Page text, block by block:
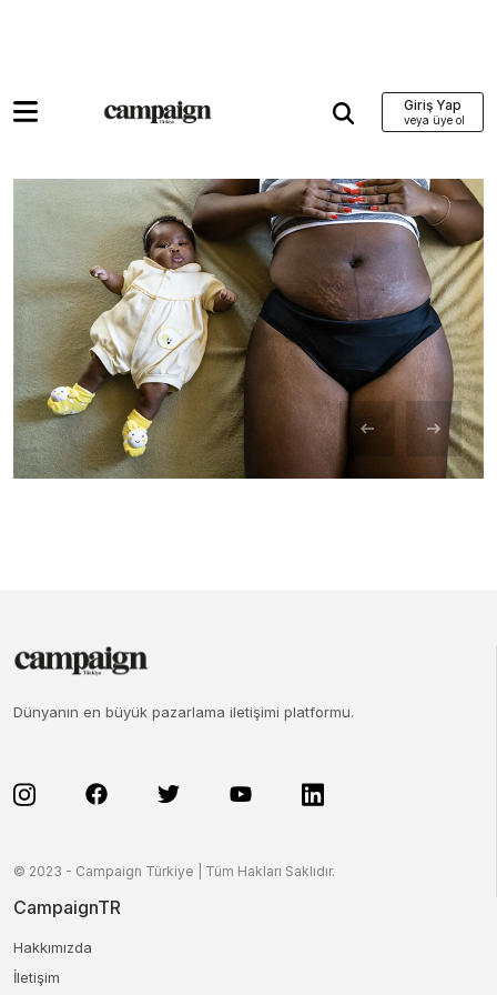
Giriş Yap
Dünyanın en büyük pazarlama iletişimi platformu.
© 2023 - Campaign Türkiye | Tüm Hakları Saklıdır.
CampaignTR
Hakkımızda
İletişim